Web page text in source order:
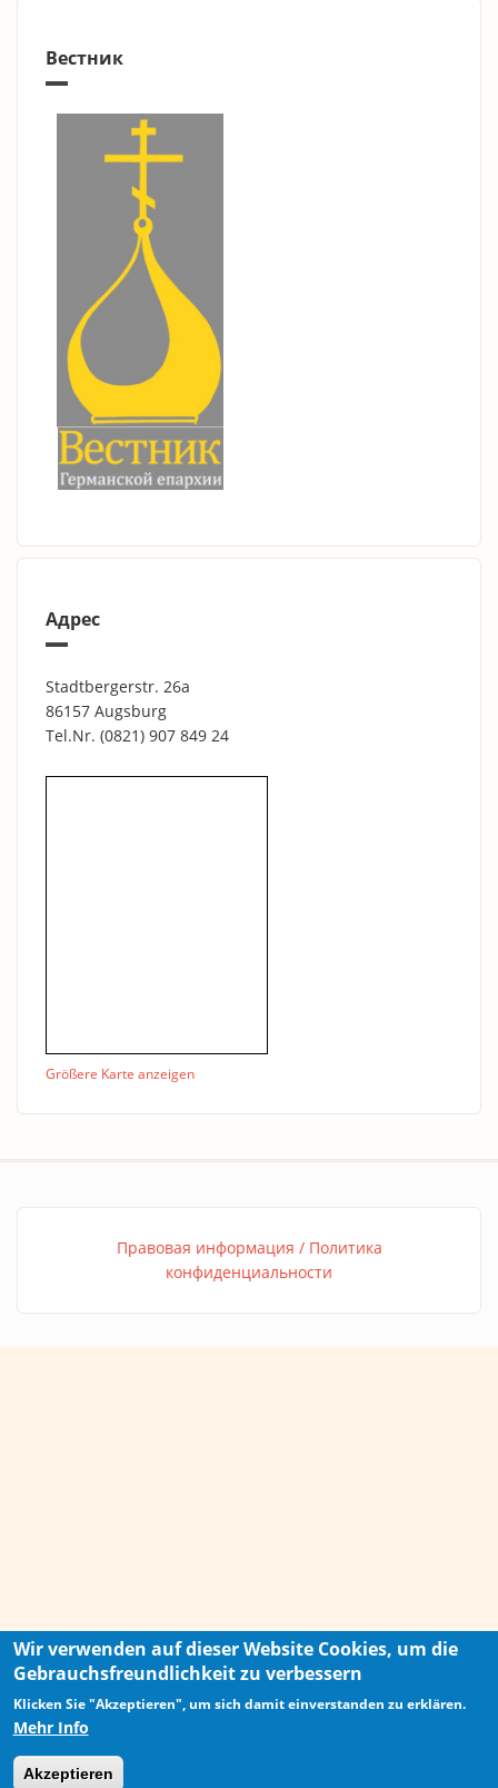
Вестник
Адрес
Stadtbergerstr. 26a
86157 Augsburg
Tel.Nr. (0821) 907 849 24
Größere Karte anzeigen
Правовая информация / Политика
конфиденциальности
Wir verwenden auf dieser Website Cookies, um die
Gebrauchsfreundlichkeit zu verbessern
Klicken Sie "Akzeptieren", um sich damit einverstanden zu erklären.
Mehr Info
Akzeptieren